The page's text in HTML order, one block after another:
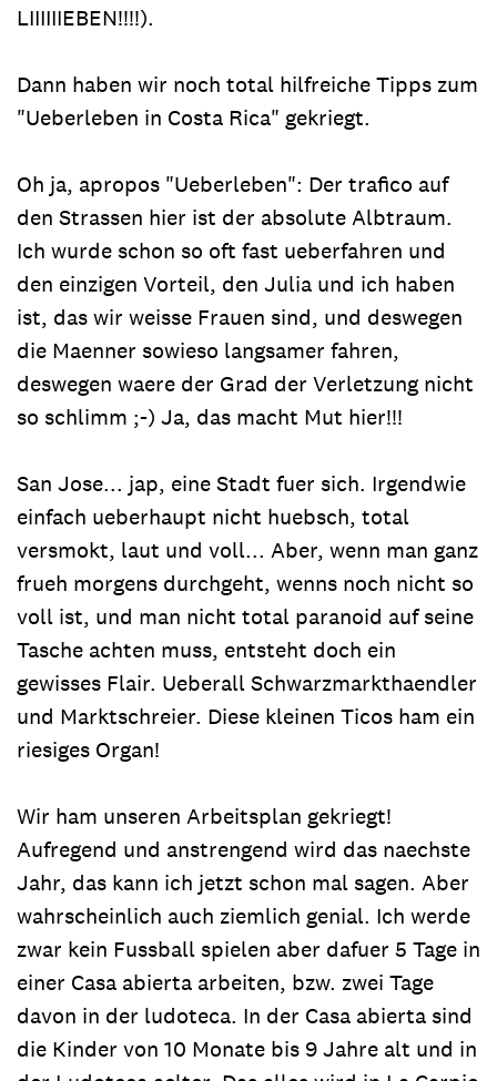
LIIIIIIEBEN!!!!).
Dann haben wir noch total hilfreiche Tipps zum
"Ueberleben in Costa Rica" gekriegt.
Oh ja, apropos "Ueberleben": Der trafico auf
den Strassen hier ist der absolute Albtraum.
Ich wurde schon so oft fast ueberfahren und
den einzigen Vorteil, den Julia und ich haben
ist, das wir weisse Frauen sind, und deswegen
die Maenner sowieso langsamer fahren,
deswegen waere der Grad der Verletzung nicht
so schlimm ;-) Ja, das macht Mut hier!!!
San Jose... jap, eine Stadt fuer sich. Irgendwie
einfach ueberhaupt nicht huebsch, total
versmokt, laut und voll... Aber, wenn man ganz
frueh morgens durchgeht, wenns noch nicht so
voll ist, und man nicht total paranoid auf seine
Tasche achten muss, entsteht doch ein
gewisses Flair. Ueberall Schwarzmarkthaendler
und Marktschreier. Diese kleinen Ticos ham ein
riesiges Organ!
Wir ham unseren Arbeitsplan gekriegt!
Aufregend und anstrengend wird das naechste
Jahr, das kann ich jetzt schon mal sagen. Aber
wahrscheinlich auch ziemlich genial. Ich werde
zwar kein Fussball spielen aber dafuer 5 Tage in
einer Casa abierta arbeiten, bzw. zwei Tage
davon in der ludoteca. In der Casa abierta sind
die Kinder von 10 Monate bis 9 Jahre alt und in